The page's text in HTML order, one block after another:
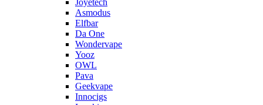
Joyetech
Asmodus
Elfbar
Da One
Wondervape
Yooz
OWL
Pava
Geekvape
Innocigs